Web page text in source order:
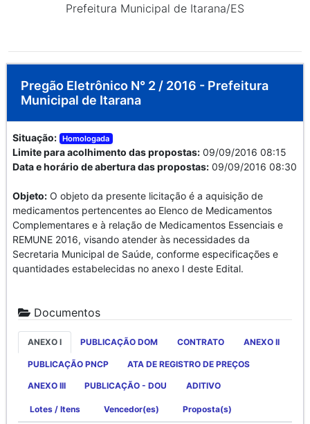
Prefeitura Municipal de Itarana/ES
Pregão Eletrônico N° 2 / 2016 - Prefeitura
Municipal de Itarana
Situação: Homologada
Limite para acolhimento das propostas: 09/09/2016 08:15
Data e horário de abertura das propostas: 09/09/2016 08:30
Objeto: O objeto da presente licitação é a aquisição de
medicamentos pertencentes ao Elenco de Medicamentos
Complementares e à relação de Medicamentos Essenciais e
REMUNE 2016, visando atender às necessidades da
Secretaria Municipal de Saúde, conforme especificações e
quantidades estabelecidas no anexo I deste Edital.
Documentos
ANEXO I PUBLICAÇÃO DOM CONTRATO ANEXO II
PUBLICAÇÃO PNCP ATA DE REGISTRO DE PREÇOS
ANEXO III PUBLICAÇÃO - DOU ADITIVO
Lotes / Itens Vencedor(es) Proposta(s)